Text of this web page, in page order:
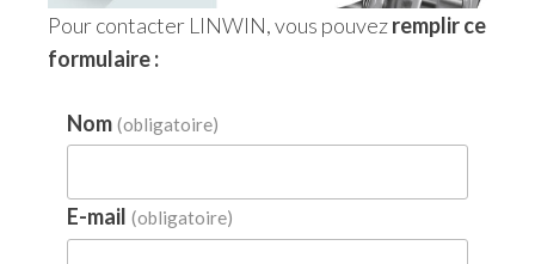
Pour contacter LINWIN, vous pouvezremplir ce
formulaire :
Nom (obligatoire)
E-mail (obligatoire)